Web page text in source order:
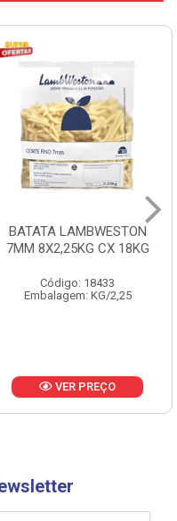
BATATA LAMBWESTON
7MM 8X2,25KG CX 18KG
Código: 18433
Embalagem: KG/2,25
VER PREÇO